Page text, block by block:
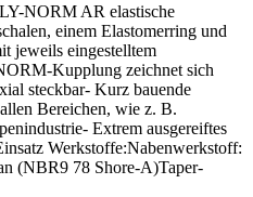
NORM AR elastische
einem Elastomerring und
jeweils eingestelltem
Kupplung zeichnet sich
steckbar- Kurz bauende
Bereichen, wie z. B.
Extrem ausgereiftes
Werkstoffe:Nabenwerkstoff:
(NBR9 78 Shore-A)Taper-